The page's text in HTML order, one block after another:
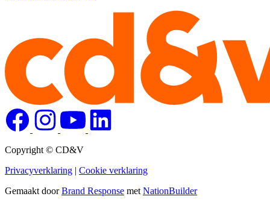
Copyright © CD&V
Privacyverklaring | Cookie verklaring
Gemaakt doorBrand Response met NationBuilder